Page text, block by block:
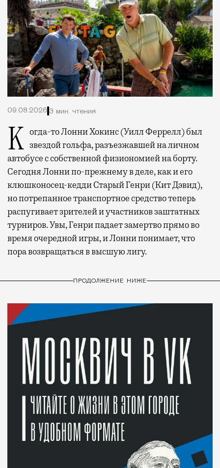
09.08.2026 3 мин. чтения
Когда-то Лонни Хокинс (Уилл Феррелл) был звездой гольфа, разъезжавшей на личном
автобусе с собственной физиономией на борту.
Сегодня Лонни по-прежнему в деле, как и его
клюшконосец-кедди Старый Генри (Кит Дэвид),
но потрепанное транспортное средство теперь
распугивает зрителей и участников заштатных
турниров. Увы, Генри падает замертво прямо во
время очередной игры, и Лонни понимает, что
пора возвращаться в высшую лигу.
ПРОДОЛЖЕНИЕ НИЖЕ